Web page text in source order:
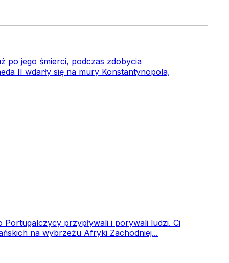
po jego śmierci, podczas zdobycia
II wdarły się na mury Konstantynopola,
przypływali i porywali ludzi. Ci
na wybrzeżu Afryki Zachodniej...